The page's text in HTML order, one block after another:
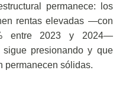
permanece: los
rentas elevadas —con
entre 2023 y 2024—
presionando y que
permanecen sólidas.